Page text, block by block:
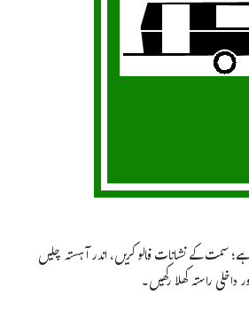
سمت کے نشانات فالو کریں، اندر آہستہ چلیں
داخلی راستہ کھلا رکھیں۔